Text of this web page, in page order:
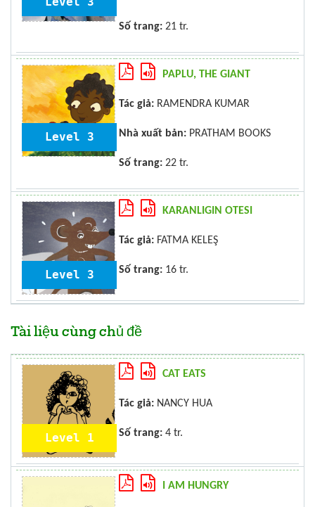
Số trang: 21 tr.
Level 3
PAPLU, THE GIANT
Tác giả: RAMENDRA KUMAR
Nhà xuất bản: PRATHAM BOOKS
Số trang: 22 tr.
Level 3
KARANLIGIN OTESI
Tác giả: FATMA KELEŞ
Số trang: 16 tr.
Tài liệu cùng chủ đề
Level 1
CAT EATS
Tác giả: NANCY HUA
Số trang: 4 tr.
I AM HUNGRY